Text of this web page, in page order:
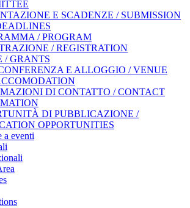
E SCADENZE / SUBMISSION
/ PROGRAM
/ REGISTRATION
/ GRANTS
E ALLOGGIO / VENUE
DI CONTATTO / CONTACT
DI PUBBLICAZIONE /
OPPORTUNITIES
a eventi